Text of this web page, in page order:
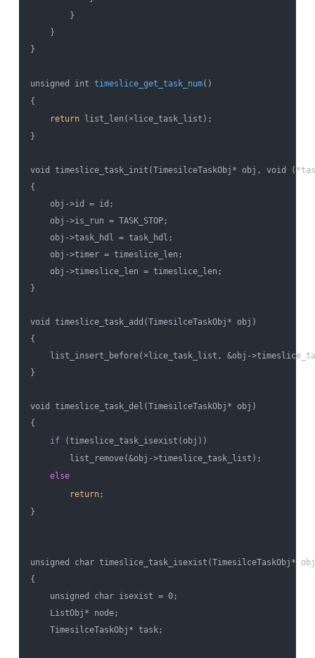
}
}
}
unsigned int timeslice_get_task_num()
{
return list_len(×lice_task_list);
}
void timeslice_task_init(TimesilceTaskObj* obj, void
{
obj->id = id;
obj->is_run = TASK_STOP;
obj->task_hdl = task_hdl;
obj->timer = timeslice_len;
obj->timeslice_len = timeslice_len;
}
void timeslice_task_add(TimesilceTaskObj* obj)
{
list_insert_before(×lice_task_list, &obj-
}
void timeslice_task_del(TimesilceTaskObj* obj)
{
if (timeslice_task_isexist(obj))
list_remove(&obj->timeslice_task_list);
else
return;
}
unsigned char timeslice_task_isexist(TimesilceTaskObj*
{
unsigned char isexist = 0;
ListObj* node;
TimesilceTaskObj* task;